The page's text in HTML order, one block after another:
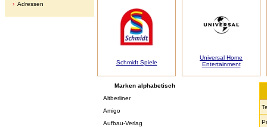
Adressen
Schmidt Spiele
Universal Home
Entertainment
Marken alphabetisch
Altberliner
Amigo
Aufbau-Verlag